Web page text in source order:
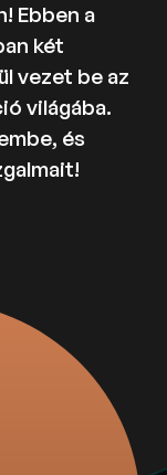
Ebben a
két
vezet be az
világába.
és